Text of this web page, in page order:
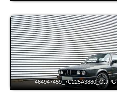
464947459_7C225A3880_O.JPG